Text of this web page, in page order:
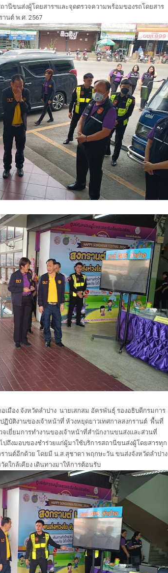
านีขนส่งผู้โดยสารฯและจุดตรวจความพร้อมของรถโดยสาร
นต์ พ.ศ. 2567
อง จังหวัดลำปาง นายเสกสม อัครพันธุ์ รองอธิบดีกรมการ
ฏิบัติงานของเจ้าหน้าที่ ห้วงหยุดยาวเทศกาลสงกรานต์ พื้นที่
เยี่ยมการทำงานของเจ้าหน้าที่สำนักงานขนส่งและส่วนที่
ปถึงมอบของชำร่วยแก่ผู้มาใช้บริการสถานีขนส่งผู้โดยสารทุก
านต์อีกด้วย โดยมี น.ส.สุชาดา พฤกษะวัน ขนส่งจังหวัดลำปาง
ใกล้เคียง เดินทางมาให้การต้อนรับ